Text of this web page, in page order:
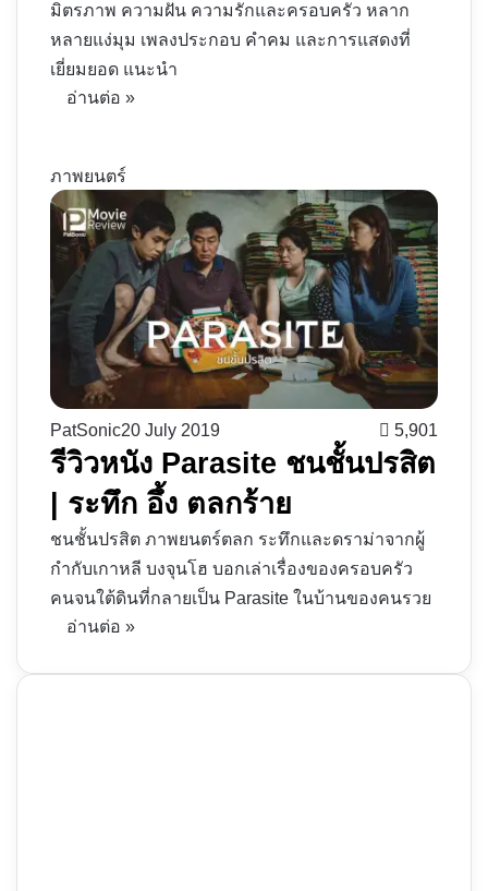
มิตรภาพ ความฝัน ความรักและครอบครัว หลาก
หลายแง่มุม เพลงประกอบ คำคม และการแสดงที่
เยี่ยมยอด แนะนำ
อ่านต่อ »
ภาพยนตร์
PatSonic20 July 2019 5,901
รีวิวหนัง Parasite ชนชั้นปรสิต
| ระทึก อึ้ง ตลกร้าย
ชนชั้นปรสิต ภาพยนตร์ตลก ระทึกและดราม่าจากผู้
กำกับเกาหลี บงจุนโฮ บอกเล่าเรื่องของครอบครัว
คนจนใต้ดินที่กลายเป็น Parasite ในบ้านของคนรวย
อ่านต่อ »